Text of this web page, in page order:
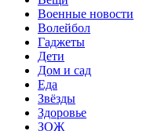
Военные новости
Волейбол
Гаджеты
Дети
Дом и сад
Еда
Звёзды
Здоровье
ЗОЖ